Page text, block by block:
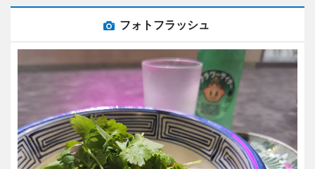
フォトフラッシュ